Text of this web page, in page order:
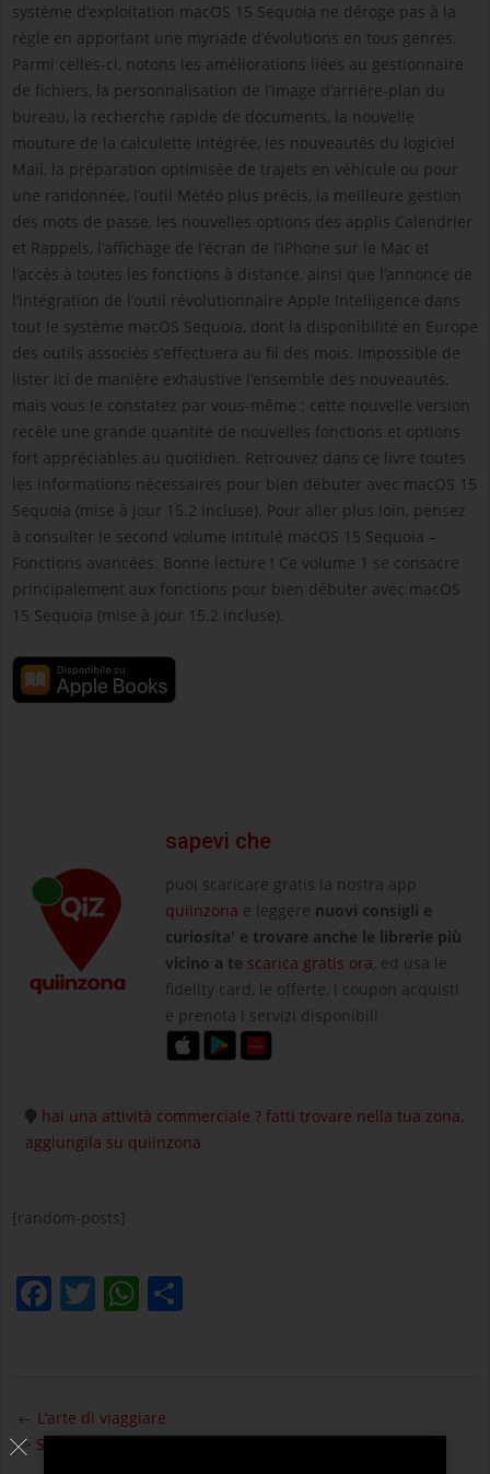
système d’exploitation macOS 15 Sequoia ne déroge pas à la
règle en apportant une myriade d’évolutions en tous genres.
Parmi celles-ci, notons les améliorations liées au gestionnaire
de fichiers, la personnalisation de l’image d’arrière-plan du
bureau, la recherche rapide de documents, la nouvelle
mouture de la calculette intégrée, les nouveautés du logiciel
Mail, la préparation optimisée de trajets en véhicule ou pour
une randonnée, l’outil Météo plus précis, la meilleure gestion
des mots de passe, les nouvelles options des applis Calendrier
et Rappels, l’affichage de l’écran de l’iPhone sur le Mac et
l’accès à toutes les fonctions à distance, ainsi que l’annonce de
l’intégration de l’outil révolutionnaire Apple Intelligence dans
tout le système macOS Sequoia, dont la disponibilité en Europe
des outils associés s’effectuera au fil des mois. Impossible de
lister ici de manière exhaustive l’ensemble des nouveautés,
mais vous le constatez par vous-même : cette nouvelle version
recèle une grande quantité de nouvelles fonctions et options
fort appréciables au quotidien. Retrouvez dans ce livre toutes
les informations nécessaires pour bien débuter avec macOS 15
Sequoia (mise à jour 15.2 incluse). Pour aller plus loin, pensez
à consulter le second volume intitulé macOS 15 Sequoia –
Fonctions avancées. Bonne lecture ! Ce volume 1 se consacre
principalement aux fonctions pour bien débuter avec macOS
15 Sequoia (mise à jour 15.2 incluse).
sapevi che
puoi scaricare gratis la nostra app
quiinzona e leggere nuovi consigli e
curiosita' e trovare anche le librerie più
vicino a te scarica gratis ora, ed usa le
fidelity card, le offerte, i coupon acquisti
e prenota i servizi disponibili
hai una attività commerciale ? fatti trovare nella tua zona,
aggiungila su quiinzona
[random-posts]
Facebook
TwitterWhatsApp
01-
30
← L’arte di viaggiare
-> Scienziate